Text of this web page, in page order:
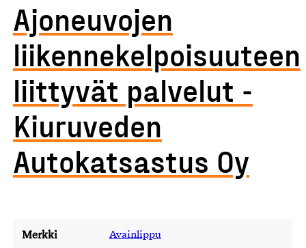
Ajoneuvojen
liikennekelpoisuuteen
liittyvät palvelut -
Kiuruveden
Autokatsastus Oy
Merkki Avainlippu